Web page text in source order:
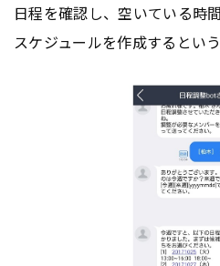
日程を確認し、空いている時
スケジュールを作成するとい